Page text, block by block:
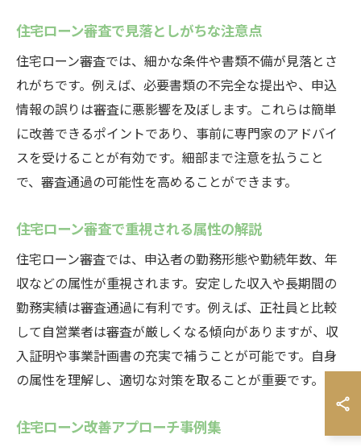
住宅ローン審査で見落としがちな注意点
住宅ローン審査では、細かな条件や書類不備が見落とさ
れがちです。例えば、必要書類の不完全な提出や、申込
情報の誤りは審査に悪影響を及ぼします。これらは簡単
に改善できるポイントであり、事前に専門家のアドバイ
スを受けることが有効です。細部まで注意を払うこと
で、審査通過の可能性を高めることができます。
住宅ローン審査で重視される属性の解説
住宅ローン審査では、申込者の勤務形態や勤続年数、年
収などの属性が重視されます。安定した収入や長期間の
勤務実績は審査通過に有利です。例えば、正社員と比較
して自営業者は審査が厳しくなる傾向がありますが、収
入証明や事業計画書の充実で補うことが可能です。自身
の属性を理解し、適切な対策を取ることが重要です。
住宅ローン改善アプローチ事例集